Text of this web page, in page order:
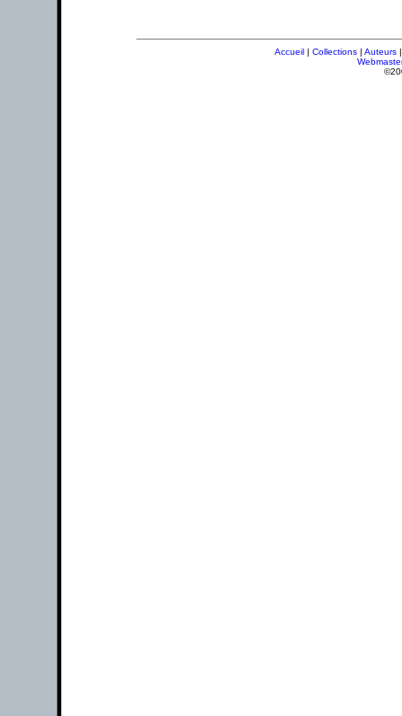
Accueil | Collections | Auteurs